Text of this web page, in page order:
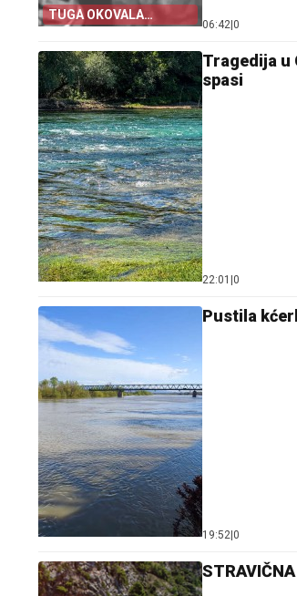
TUGA OKOVALA
SRBIJU!
06:42 0
Tragedija u
spasi
22:01 0
Pustila
19:52 0